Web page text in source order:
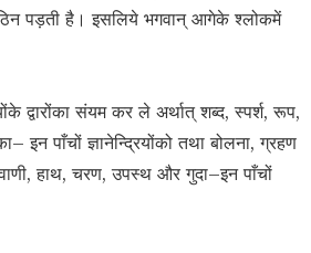
पड़ती है। इसलिये भगवान् आगेके श्लोकमें
द्वारोंका संयम कर ले अर्थात् शब्द, स्पर्श, रूप,
इन पाँचों ज्ञानेन्द्रियोंको तथा बोलना, ग्रहण
हाथ, चरण, उपस्थ और गुदा–इन पाँचों